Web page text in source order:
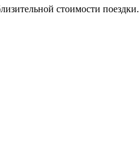
стоимости поездки.